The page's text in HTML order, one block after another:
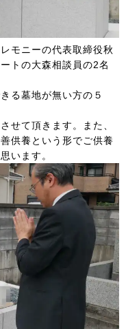
モニーの代表取締役秋
トの大森相談員の2名
る墓地が無い方の５
せて頂きます。また、
供養という形でご供養
います。